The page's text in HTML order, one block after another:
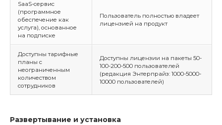
SaaS-сервис
(программное
обеспечение как
услуга), основанное
на подписке
Пользователь полностью владеет
лицензией на продукт
Доступны тарифные
планы с
неограниченным
количеством
сотрудников
Доступны лицензии на пакеты 50-
100-200-500 пользователей
(редакция Энтерпрайз: 1000-5000-
10000 пользователей)
Развертывание и установка